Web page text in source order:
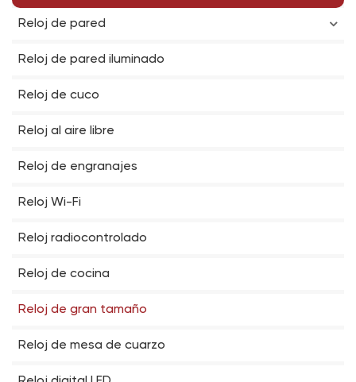
Reloj de pared
Reloj de pared iluminado
Reloj de cuco
Reloj al aire libre
Reloj de engranajes
Reloj Wi-Fi
Reloj radiocontrolado
Reloj de cocina
Reloj de gran tamaño
Reloj de mesa de cuarzo